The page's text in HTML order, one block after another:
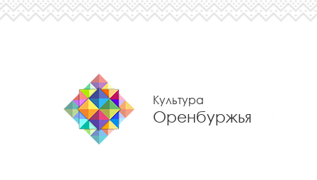
Культура
Оренбуржья